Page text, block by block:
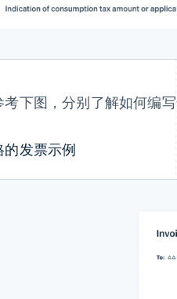
考下图，分别了解如何编
的发票示例